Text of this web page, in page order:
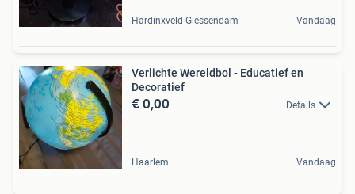
Hardinxveld-Giessendam Vandaag
Verlichte Wereldbol - Educatief en
Decoratief
€ 0,00 Details
Haarlem Vandaag